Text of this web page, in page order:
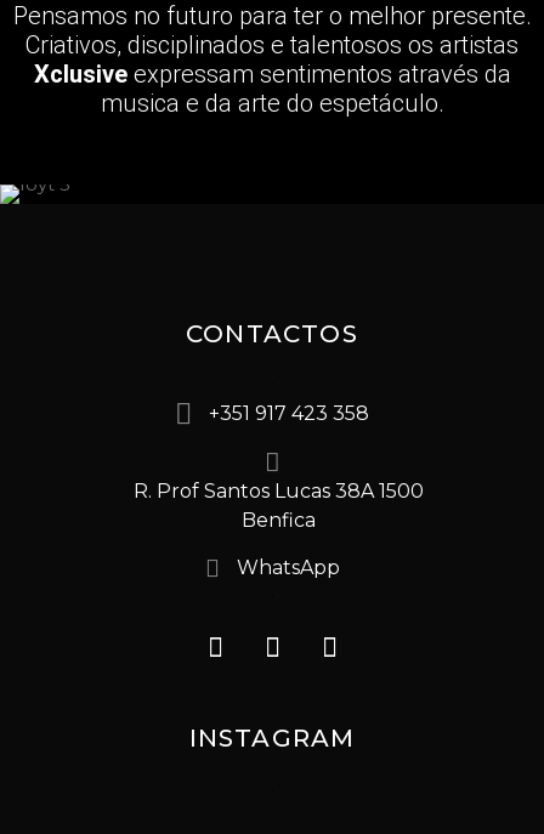
Pensamos no futuro para ter o melhor presente.
Criativos, disciplinados e talentosos os artistas
Xclusive expressam sentimentos através da
musica e da arte do espetáculo.
CONTACTOS
+351 917 423 358
R. Prof Santos Lucas 38A 1500
Benfica
WhatsApp
INSTAGRAM